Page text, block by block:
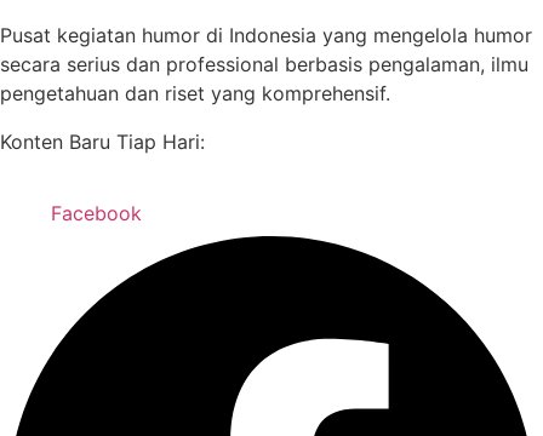
Pusat kegiatan humor di Indonesia yang mengelola humor
secara serius dan professional berbasis pengalaman, ilmu
pengetahuan dan riset yang komprehensif.
Konten Baru Tiap Hari:
Facebook